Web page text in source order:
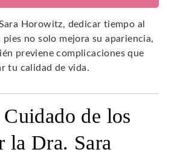
Horowitz, dedicar tiempo al
pies no solo mejora su apariencia,
previene complicaciones que
tu calidad de vida.
de los
la Dra. Sara